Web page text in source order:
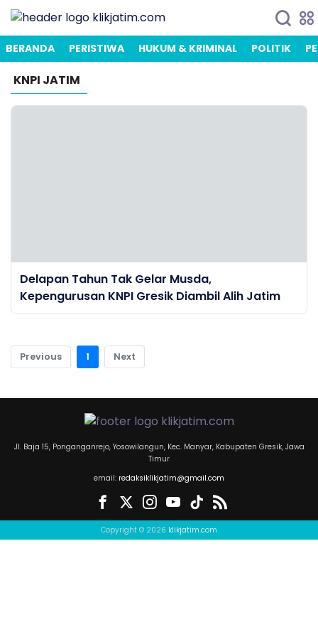
BERANDA PERISTIWA HUKUM & KRIMINAL POLITIK
KNPI JATIM
Delapan Tahun Tak Gelar Musda,
Kepengurusan KNPI Gresik Diambil Alih Jatim
Previous 1 Next
Jl. Baja 15, Ponganganrejo, Yosowilangun, Kec. Manyar, Kabupaten Gresik, Jawa
Timur
email: redaksiklikjatim@gmail.com
Copyright © 2026 klikjatim.com